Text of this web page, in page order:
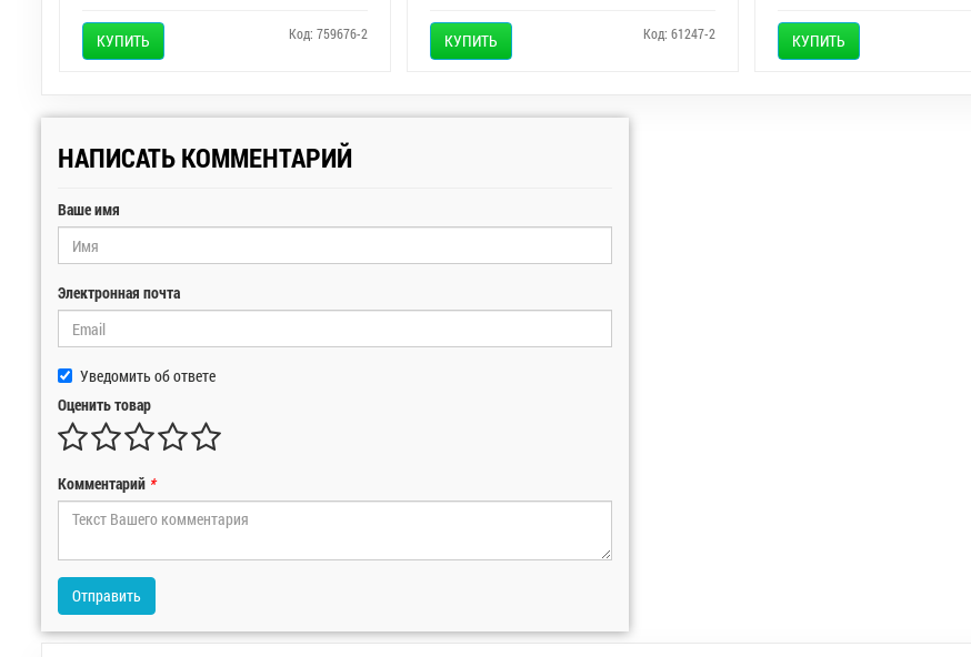
КУПИТЬ Код: 759676-2 КУПИТЬ Код: 61247-2 КУПИТЬ
НАПИСАТЬ КОММЕНТАРИЙ
Ваше имя
Электронная почта
Уведомить об ответе
Оценить товар
Комментарий *
Отправить